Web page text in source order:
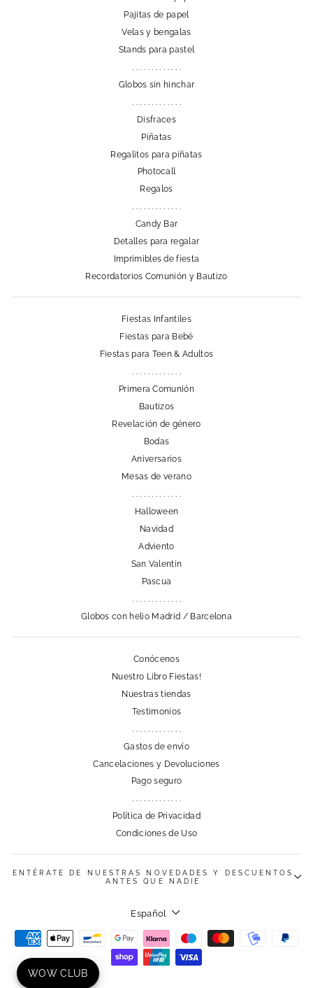
Pajitas de papel
Velas y bengalas
Stands para pastel
Globos sin hinchar
Disfraces
Piñatas
Regalitos para piñatas
Photocall
Regalos
. . . . . . . . . . . . .
Candy Bar
Detalles para regalar
Imprimibles de fiesta
Recordatorios Comunión y Bautizo
Fiestas Infantiles
Fiestas para Bebé
Fiestas para Teen & Adultos
. . . . . . . . . . . . .
Primera Comunión
Bautizos
Revelación de género
Bodas
Aniversarios
Mesas de verano
. . . . . . . . . . . . .
Halloween
Navidad
Adviento
San Valentin
Pascua
Globos con helio Madrid / Barcelona
Conócenos
Nuestro Libro Fiestas!
Nuestras tiendas
Testimonios
Gastos de envío
Cancelaciones y Devoluciones
Pago seguro
. . . . . . . . . . . . .
Política de Privacidad
Condiciones de Uso
ENTÉRATE DE NUESTRAS NOVEDADES Y DESCUENTOS
ANTES QUE NADIE
Idioma
Español
WOW CLUB